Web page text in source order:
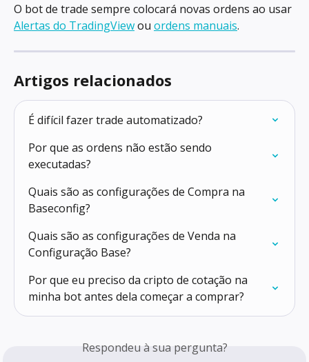
O bot de trade sempre colocará novas ordens ao usar
Alertas do TradingView ou ordens manuais.
Artigos relacionados
É difícil fazer trade automatizado?
Por que as ordens não estão sendo
executadas?
Quais são as configurações de Compra na
Baseconfig?
Quais são as configurações de Venda na
Configuração Base?
Por que eu preciso da cripto de cotação na
minha bot antes dela começar a comprar?
Respondeu à sua pergunta?